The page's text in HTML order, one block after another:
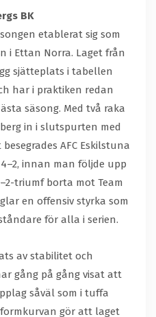
BK
etablerat sig som
i Ettan Norra. Laget från
sjätteplats i tabellen
har i praktiken redan
säsong. Med två raka
in i slutspurten med
AFC Eskilstuna
innan man följde upp
triumf borta mot Team
en offensiv styrka som
för alla i serien.
av stabilitet och
gång på gång visat att
såväl som i tuffa
gör att laget